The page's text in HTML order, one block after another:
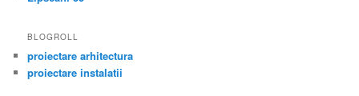
BLOGROLL
proiectare arhitectura
proiectare instalatii